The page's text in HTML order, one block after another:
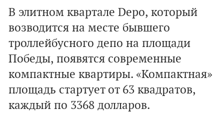
В элитном квартале Depo, который
возводится на месте бывшего
троллейбусного депо на площади
Победы, появятся современные
компактные квартиры. «Компактная»
площадь стартует от 63 квадратов,
каждый по 3368 долларов.